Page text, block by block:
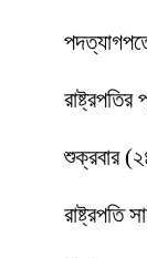
শুক্রবার
রাষ্ট্রপতি